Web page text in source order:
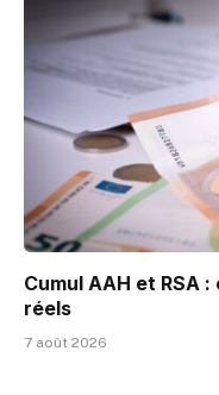
Cumul AAH et RSA
réels
7 août 2026